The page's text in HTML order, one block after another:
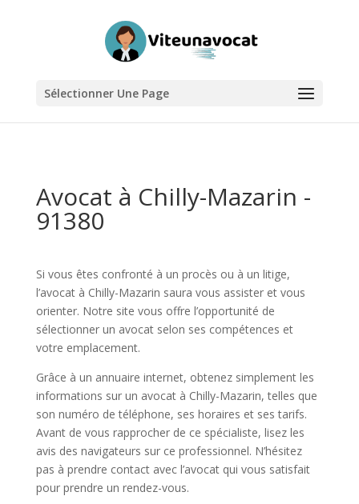
Sélectionner Une Page
Avocat à Chilly-Mazarin -
91380
Si vous êtes confronté à un procès ou à un litige,
l’avocat à Chilly-Mazarin saura vous assister et vous
orienter. Notre site vous offre l’opportunité de
sélectionner un avocat selon ses compétences et
votre emplacement.
Grâce à un annuaire internet, obtenez simplement les
informations sur un avocat à Chilly-Mazarin, telles que
son numéro de téléphone, ses horaires et ses tarifs.
Avant de vous rapprocher de ce spécialiste, lisez les
avis des navigateurs sur ce professionnel. N’hésitez
pas à prendre contact avec l’avocat qui vous satisfait
pour prendre un rendez-vous.